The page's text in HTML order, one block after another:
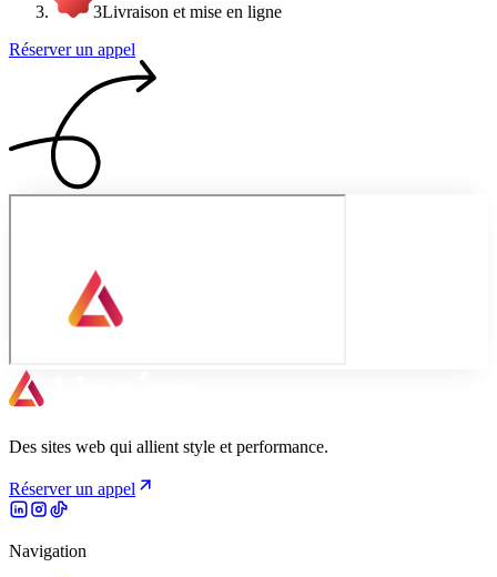
3Livraison et mise en ligne
Réserver un appel
Des sites web qui allient style et performance.
Réserver un appel
Navigation